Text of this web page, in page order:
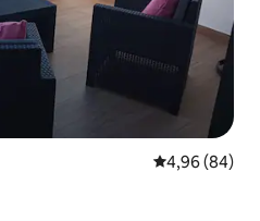
4,96 de uma
4,96 (84)